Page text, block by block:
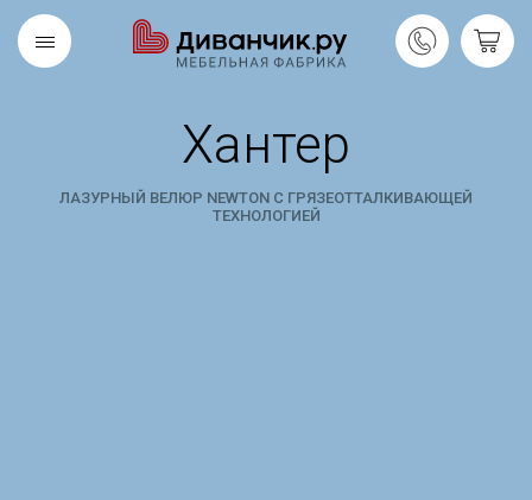
Хантер
ЛАЗУРНЫЙ ВЕЛЮР NEWTON С ГРЯЗЕОТТАЛКИВАЮЩЕЙ
ТЕХНОЛОГИЕЙ
Скандинавская
коллекция